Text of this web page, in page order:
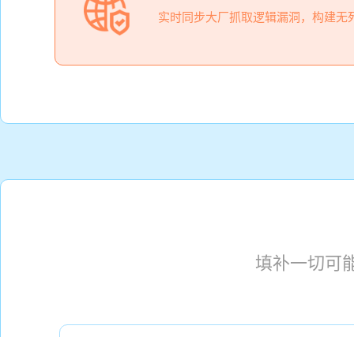
实时同步大厂抓取逻辑漏洞，构建
填补一切可